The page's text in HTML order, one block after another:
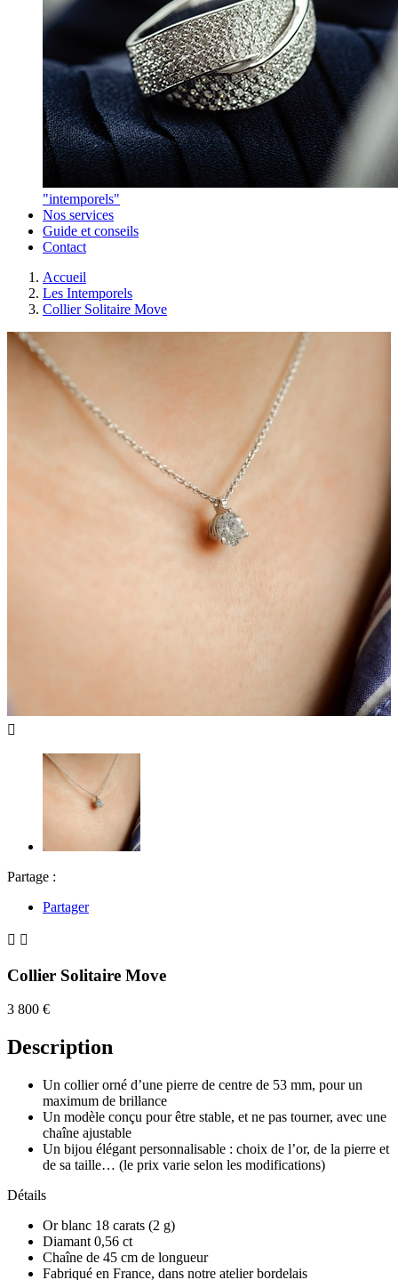
"intemporels"
Nos services
Guide et conseils
Contact
Accueil
Les Intemporels
Collier Solitaire Move

Partage :
Partager
 
Collier Solitaire Move
3 800 €
Description
Un collier orné d’une pierre de centre de 53 mm, pour un
maximum de brillance
Un modèle conçu pour être stable, et ne pas tourner, avec une
chaîne ajustable
Un bijou élégant personnalisable : choix de l’or, de la pierre et
de sa taille… (le prix varie selon les modifications)
Détails
Or blanc 18 carats (2 g)
Diamant 0,56 ct
Chaîne de 45 cm de longueur
Fabriqué en France, dans notre atelier bordelais